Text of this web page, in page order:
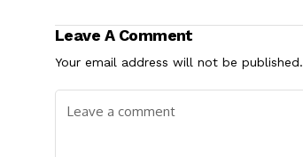
Leave A Comment
Your email address will not be published.